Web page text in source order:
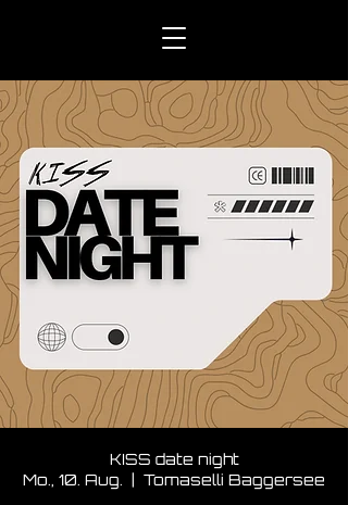
KISS date night
Mo., 10. Aug.
  |
Tomaselli Baggersee